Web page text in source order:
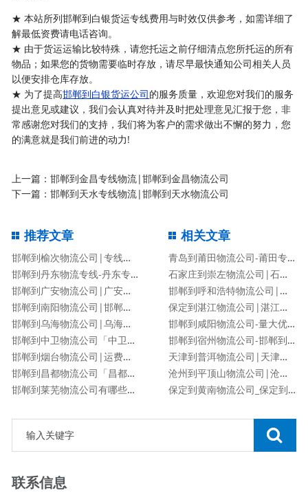
★ 本站所列邯郸到白银货运专线费用与时效仅供参考，如需详细了
解最低资费请电话咨询。
★ 由于货运运输比较特殊，请您托运之前仔细清点您所托运的所有
物品；如果您的货物需要临时存放，请尽早最快通知公司相关人员
以便安排仓库存放。
★ 为了提高邯郸到白银货运公司的服务质量，欢迎您对我们的服务
提出意见或建议，我们会认真对待并及时把处理意见汇报于您，非
常感谢您对我们的支持，我们将为客户的需求做出不懈的努力，您
的满意就是我们前进的动力!
上一篇：邯郸到金昌专线物流|邯郸到金昌物流公司
下一篇：邯郸到天水专线物流|邯郸到天水物流公司
推荐文章
邯郸到榆次物流公司|专线直达
邯郸到丹东物流专线-丹东专线
邯郸到广安物流公司|广安专线
邯郸到南阳物流公司|邯郸到南阳货运专线
邯郸到乌海物流公司|乌海专线
邯郸到中卫物流公司「中卫专线」
邯郸到烟台物流公司|运费查询
邯郸到昌都物流公司「昌都专线」
邯郸到莱芜物流公司有哪些专线
相关文章
青岛到莆田物流公司-莆田专线
石家庄到崇左物流公司|石家庄到崇左物流专线
邯郸到呼和浩特物流公司|邯郸到呼和浩特物流专线
保定到湛江物流公司|湛江专线
邯郸到咸阳物流公司-量大优惠「价格优惠」
邯郸到宿州物流公司-邯郸到宿州货运专线
天津到普洱物流公司|天津到普洱物流专线
沧州到平顶山物流公司|沧州到平顶山物流专线
保定到黄南物流公司_保定到黄南物流专线
联系信息